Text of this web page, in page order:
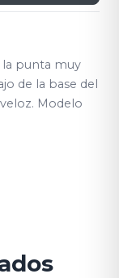
la punta muy
de la base del
Modelo